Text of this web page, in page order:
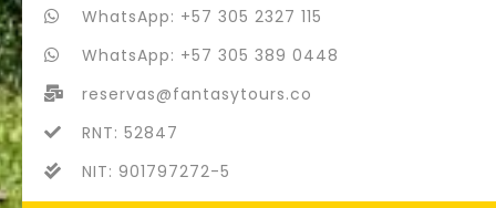
WhatsApp: +57 305 2327 115
WhatsApp: +57 305 389 0448
reservas@fantasytours.co
RNT: 52847
NIT: 901797272-5